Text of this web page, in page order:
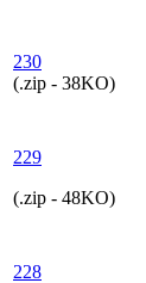
230
(.zip - 38KO)
229
(.zip - 48KO)
228